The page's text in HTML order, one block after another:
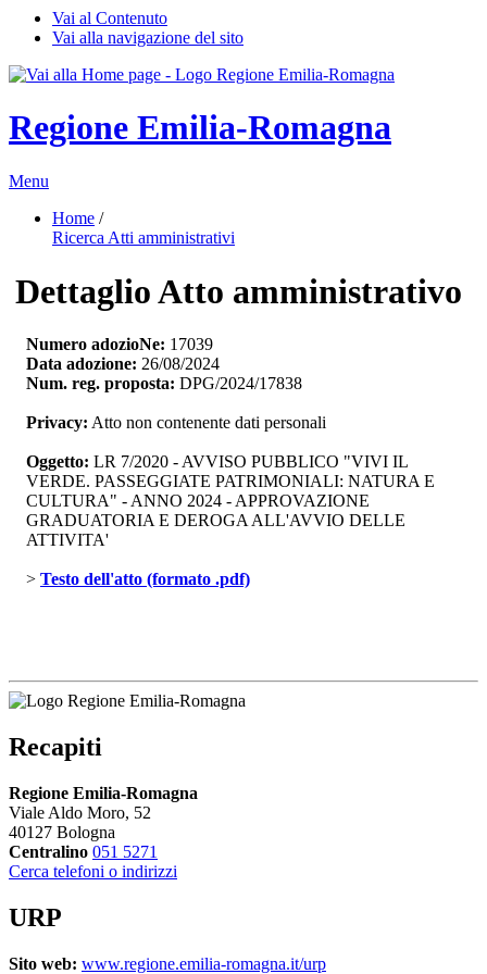
Vai al Contenuto
Vai alla navigazione del sito
Regione Emilia-Romagna
Menu
Home /
Ricerca Atti amministrativi
Dettaglio Atto amministrativo
Numero adozioNe: 17039
Data adozione: 26/08/2024
Num. reg. proposta: DPG/2024/17838
Privacy: Atto non contenente dati personali
Oggetto: LR 7/2020 - AVVISO PUBBLICO "VIVI IL
VERDE. PASSEGGIATE PATRIMONIALI: NATURA E
CULTURA" - ANNO 2024 - APPROVAZIONE
GRADUATORIA E DEROGA ALL'AVVIO DELLE
ATTIVITA'
> Testo dell'atto (formato .pdf)
Recapiti
Regione Emilia-Romagna
Viale Aldo Moro, 52
40127 Bologna
Centralino 051 5271
Cerca telefoni o indirizzi
URP
Sito web: www.regione.emilia-romagna.it/urp